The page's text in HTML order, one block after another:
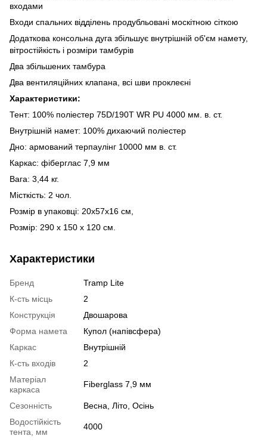
входами
Входи спальних відділень продубльовані москітною сіткою
Додаткова консольна дуга збільшує внутрішній об'єм намету,
вітростійкість і розміри тамбурів
Два збільшених тамбура
Два вентиляційних клапана, всі шви проклеєні
Характеристики:
Тент: 100% поліестер 75D/190T WR PU 4000 мм. в. ст.
Внутрішній намет: 100% дихаючий поліестер
Дно: армований терпаулінг 10000 мм в. ст.
Каркас: фіберглас 7,9 мм
Вага: 3,44 кг.
Місткість: 2 чол.
Розмір в упаковці: 20x57x16 см,
Розмір: 290 х 150 х 120 см.
Характеристики
Бренд
Tramp Lite
К-сть місць
2
Конструкція
Двошарова
Форма намета
Купол (напівсфера)
Каркас
Внутрішній
К-сть входів
2
Матеріал
каркаса
Fiberglass 7,9 мм
Сезонність
Весна, Літо, Осінь
Водостійкість
тента, мм
4000